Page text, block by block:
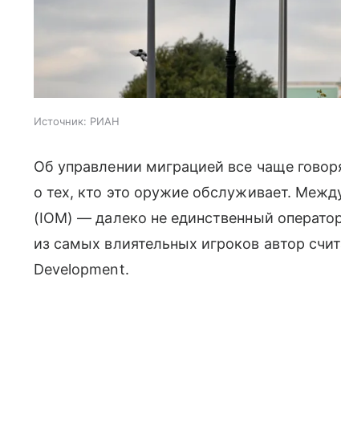
Источник: РИАН
Об управлении миграцией все чаще
о тех, кто это оружие обслуживает.
(IOM) — далеко не единственный
из самых влиятельных игроков автор
Development.